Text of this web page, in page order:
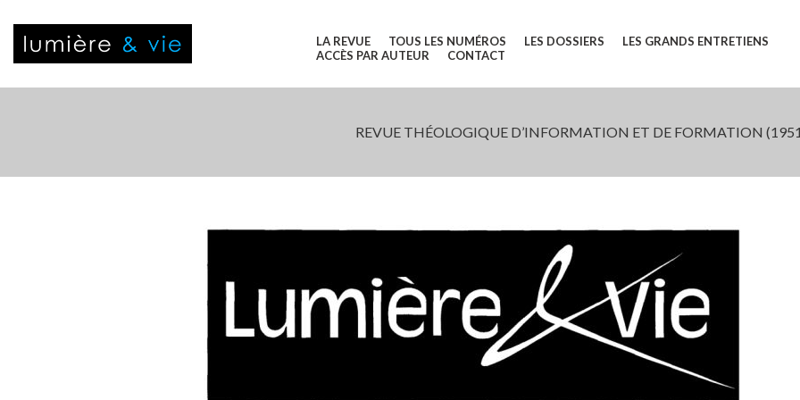
LA REVUE TOUS LES NUMÉROS LES DOSSIERS
LES GRANDS ENTRETIENS
ACCÈS PAR AUTEUR
CONTACT
REVUE THÉOLOGIQUE D’INFORMATION ET DE FORMATION